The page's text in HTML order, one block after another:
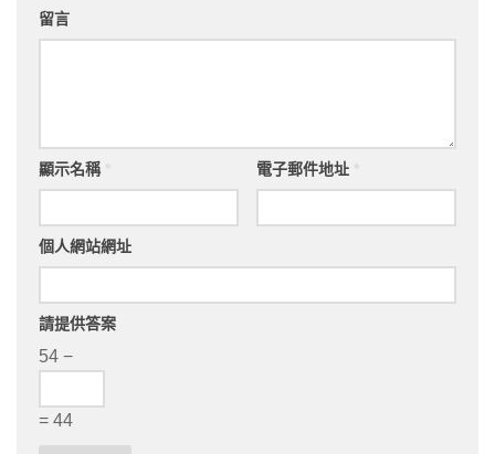
留言
顯示名稱 電子郵件地址
個人網站網址
請提供答案
54 −
= 44